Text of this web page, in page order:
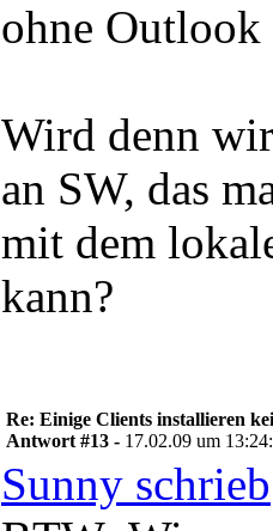
ohne Outlook
Wird denn
an SW, das
mit dem
kann?
Re: Einige Clients installieren
Antwort #13 - 17.02.09 um
Sunny schrieb